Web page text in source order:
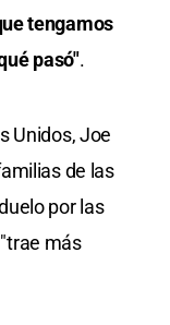
tengamos
pasó".
Unidos, Joe
de las
por las
más